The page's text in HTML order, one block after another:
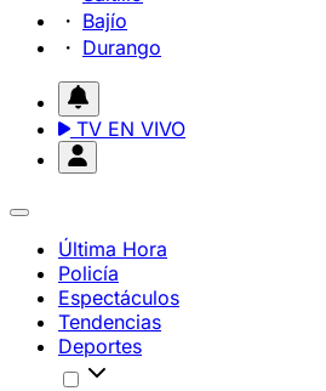
Bajío
Durango
TV EN VIVO
Última Hora
Policía
Espectáculos
Tendencias
Deportes